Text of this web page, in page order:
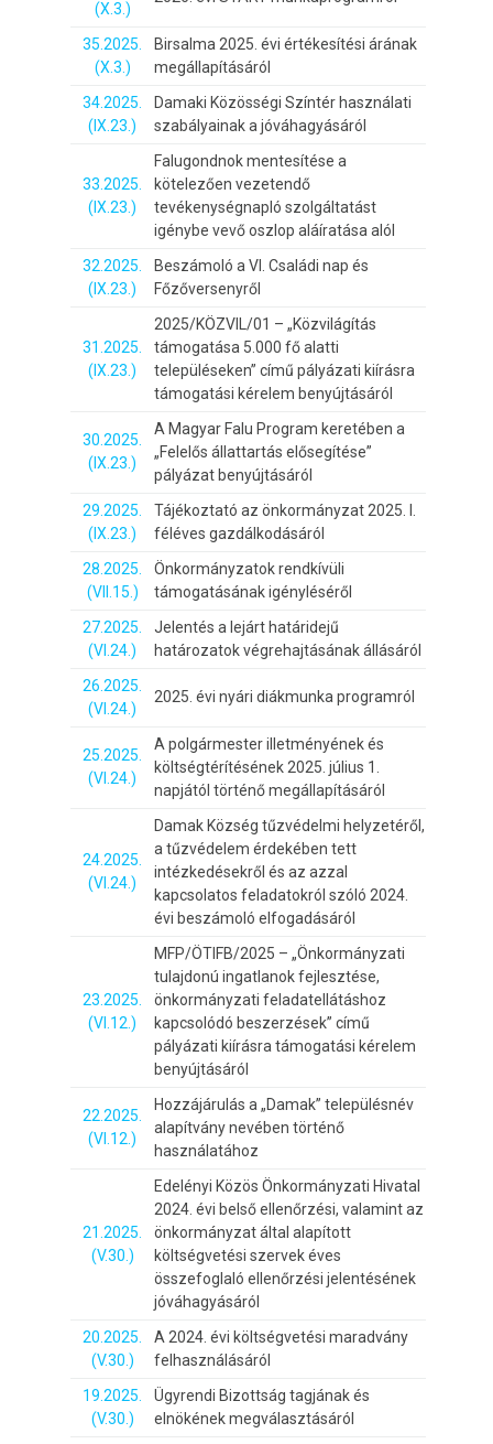
(X.3.)
35.2025.
(X.3.)
Birsalma 2025. évi értékesítési árának
megállapításáról
34.2025.
(IX.23.)
Damaki Közösségi Színtér használati
szabályainak a jóváhagyásáról
33.2025.
(IX.23.)
Falugondnok mentesítése a
kötelezően vezetendő
tevékenységnapló szolgáltatást
igénybe vevő oszlop aláíratása alól
32.2025.
(IX.23.)
Beszámoló a VI. Családi nap és
Főzőversenyről
31.2025.
(IX.23.)
2025/KÖZVIL/01 – „Közvilágítás
támogatása 5.000 fő alatti
településeken” című pályázati kiírásra
támogatási kérelem benyújtásáról
30.2025.
(IX.23.)
A Magyar Falu Program keretében a
„Felelős állattartás elősegítése”
pályázat benyújtásáról
29.2025.
(IX.23.)
Tájékoztató az önkormányzat 2025. I.
féléves gazdálkodásáról
28.2025.
(VII.15.)
Önkormányzatok rendkívüli
támogatásának igényléséről
27.2025.
(VI.24.)
Jelentés a lejárt határidejű
határozatok végrehajtásának állásáról
26.2025.
(VI.24.)
2025. évi nyári diákmunka programról
25.2025.
(VI.24.)
A polgármester illetményének és
költségtérítésének 2025. július 1.
napjától történő megállapításáról
24.2025.
(VI.24.)
Damak Község tűzvédelmi helyzetéről,
a tűzvédelem érdekében tett
intézkedésekről és az azzal
kapcsolatos feladatokról szóló 2024.
évi beszámoló elfogadásáról
23.2025.
(VI.12.)
MFP/ÖTIFB/2025 – „Önkormányzati
tulajdonú ingatlanok fejlesztése,
önkormányzati feladatellátáshoz
kapcsolódó beszerzések” című
pályázati kiírásra támogatási kérelem
benyújtásáról
22.2025.
(VI.12.)
Hozzájárulás a „Damak” településnév
alapítvány nevében történő
használatához
21.2025.
(V.30.)
Edelényi Közös Önkormányzati Hivatal
2024. évi belső ellenőrzési, valamint az
önkormányzat által alapított
költségvetési szervek éves
összefoglaló ellenőrzési jelentésének
jóváhagyásáról
20.2025.
(V.30.)
A 2024. évi költségvetési maradvány
felhasználásáról
19.2025.
(V.30.)
Ügyrendi Bizottság tagjának és
elnökének megválasztásáról